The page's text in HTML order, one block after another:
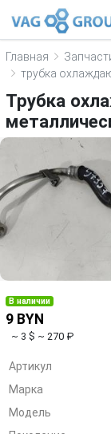
Главная
трубка
Трубка
В наличии
9 BYN
~ 3 $ ~ 270 ₽
Артикул
Марка
Модель